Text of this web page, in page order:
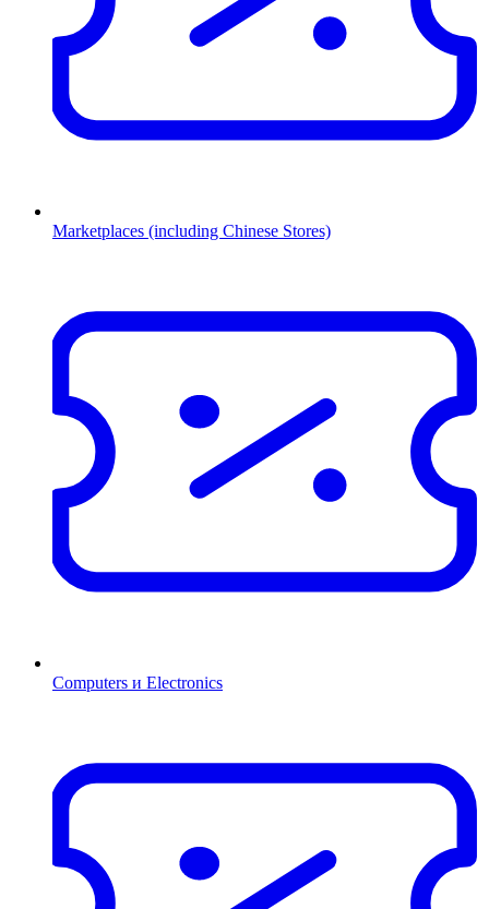
Marketplaces (including Chinese Stores)
Computers и Electronics